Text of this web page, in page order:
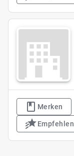
Merken
Empfehlen